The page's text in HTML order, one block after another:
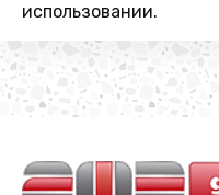
использовании.